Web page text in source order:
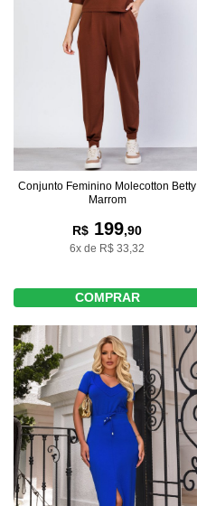
Conjunto Feminino Molecotton Betty
Marrom
R$ 199,90
6x de R$ 33,32
COMPRAR